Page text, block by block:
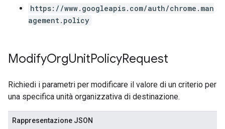
https://www.googleapis.com/auth/chrome.man
agement.policy
ModifyOrgUnitPolicyRequest
Richiedi i parametri per modificare il valore di un criterio per
una specifica unità organizzativa di destinazione.
Rappresentazione JSON